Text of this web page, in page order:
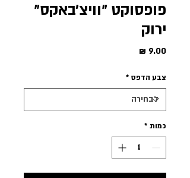
פופסוקט ״וויצ׳באקס״
ירוק
צבע הדפס *
כמות *